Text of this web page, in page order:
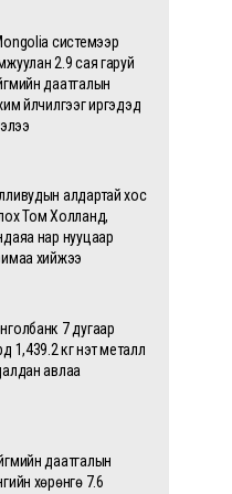
системээр
2.9 сая гаруй
даатгалын
үйлчилгээг иргэдэд
алдартай хос
Том Холланд,
нар нууцаар
хийжээ
7 дугаар
1,439.2 кг үнэт металл
авлаа
даатгалын
хөрөнгө 7.6